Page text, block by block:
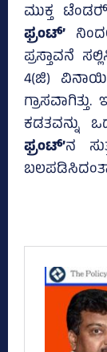
ಮುಕ್ತ
ಫ್ರಂಟ್‌’
ಪ್ರಸ್ತಾವನೆ
4(ಜಿ)
ಕಡತವನ್ನು
ಫ್ರಂಟ್‌’ನ